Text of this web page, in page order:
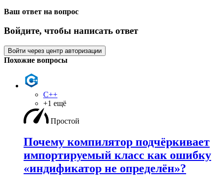
Ваш ответ на вопрос
Войдите, чтобы написать ответ
Войти через центр авторизации
Похожие вопросы
C++
+1 ещё
Простой
Почему компилятор подчёркивает
импортируемый класс как ошибку
«индификатор не определён»?